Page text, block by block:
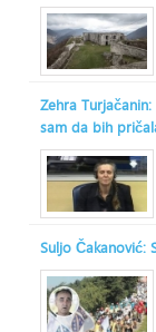
Zehra
sam da bih
Suljo Čakanović: